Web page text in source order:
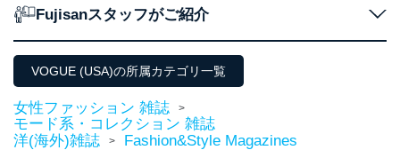
Fujisanスタッフがご紹介
VOGUE (USA)の所属カテゴリ一覧
女性ファッション 雑誌 >
モード系・コレクション 雑誌
洋(海外)雑誌
> Fashion&Style Magazines